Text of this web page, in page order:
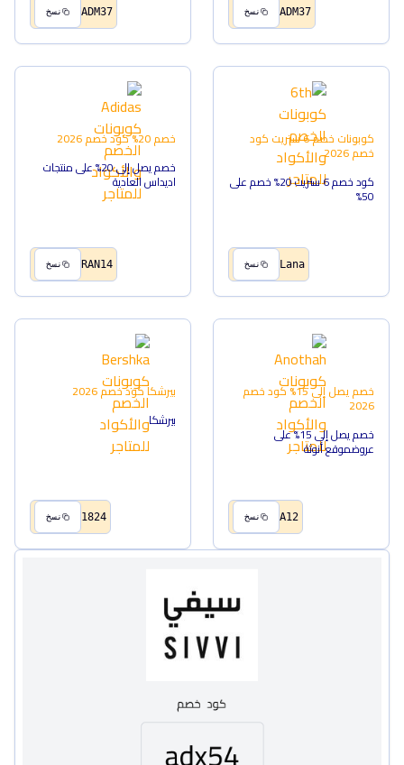
ADM37 نسخ ADM37 نسخ
كوبونات خصم 6 ستريت كود
خصم2026
كود خصم 6 ستريت 20% خصم على
50%
Lana نسخ
خصم 20% كود خصم2026
خصم يصل إلى 20% على منتجات
اديداس العادية
RAN14 نسخ
خصم يصل إلى 15% كود خصم
2026
خصم يصل إلى 15% على
عروضموقع أنوثة
A12 نسخ
بيرشكاكود خصم2026
بيرشكا
1824 نسخ